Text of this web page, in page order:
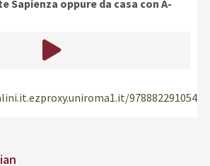
Sapienza oppure da casa con A-
9788822910547